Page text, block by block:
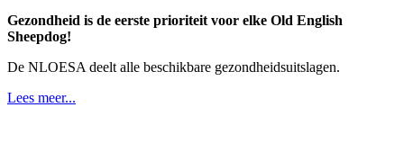
Gezondheid is de eerste prioriteit voor elke Old English
Sheepdog!
De NLOESA deelt alle beschikbare gezondheidsuitslagen.
Lees meer...